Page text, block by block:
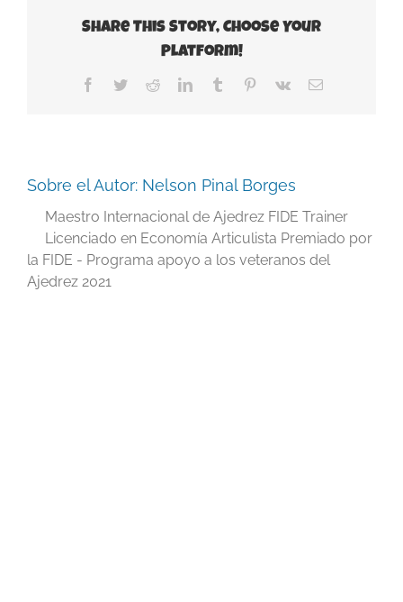
Share This Story, Choose Your
Platform!
Facebook
TwitterRedditLinkedInTumblr Pinterest
Vk
Correo
Sobre el Autor: Nelson Pinal Borges
Maestro Internacional de Ajedrez FIDE Trainer
Licenciado en Economía Articulista Premiado por
la FIDE - Programa apoyo a los veteranos del
Ajedrez 2021